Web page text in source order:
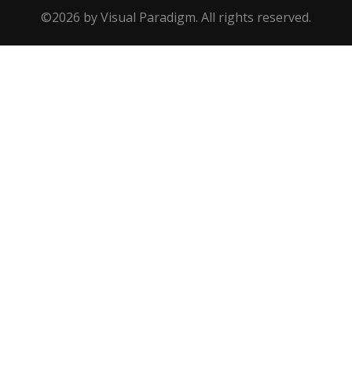
©2026 by Visual Paradigm. All rights reserved.